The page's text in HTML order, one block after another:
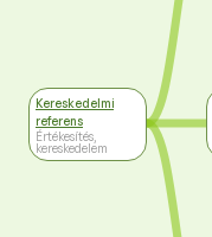
Kereskedelmi
referens
Értékesítés,
kereskedelem